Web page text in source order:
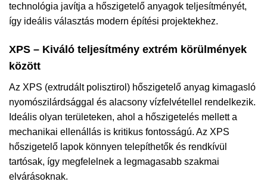
technológia javítja a hőszigetelő anyagok teljesítményét,
így ideális választás modern építési projektekhez.
XPS – Kiváló teljesítmény extrém körülmények
között
Az XPS (extrudált polisztirol) hőszigetelő anyag kimagasló
nyomószilárdsággal és alacsony vízfelvétellel rendelkezik.
Ideális olyan területeken, ahol a hőszigetelés mellett a
mechanikai ellenállás is kritikus fontosságú. Az XPS
hőszigetelő lapok könnyen telepíthetők és rendkívül
tartósak, így megfelelnek a legmagasabb szakmai
elvárásoknak.